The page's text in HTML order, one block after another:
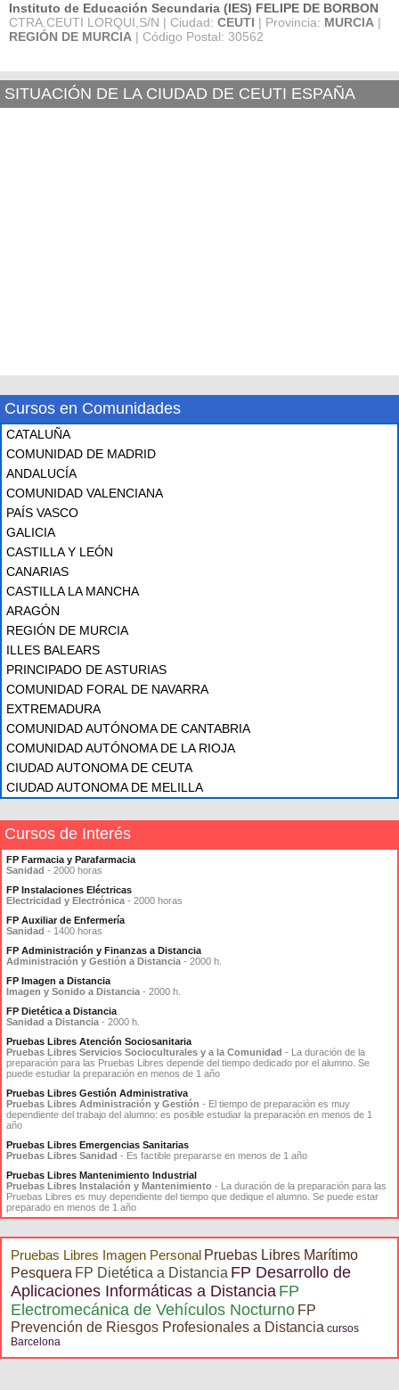
Instituto de Educación Secundaria (IES) FELIPE DE BORBON
CTRA.CEUTI LORQUI,S/N | Ciudad: CEUTI | Provincia: MURCIA |
REGIÓN DE MURCIA | Código Postal: 30562
SITUACIÓN DE LA CIUDAD DE CEUTI ESPAÑA
Cursos en Comunidades
CATALUÑA
COMUNIDAD DE MADRID
ANDALUCÍA
COMUNIDAD VALENCIANA
PAÍS VASCO
GALICIA
CASTILLA Y LEÓN
CANARIAS
CASTILLA LA MANCHA
ARAGÓN
REGIÓN DE MURCIA
ILLES BALEARS
PRINCIPADO DE ASTURIAS
COMUNIDAD FORAL DE NAVARRA
EXTREMADURA
COMUNIDAD AUTÓNOMA DE CANTABRIA
COMUNIDAD AUTÓNOMA DE LA RIOJA
CIUDAD AUTONOMA DE CEUTA
CIUDAD AUTONOMA DE MELILLA
Cursos de Interés
FP Farmacia y Parafarmacia
Sanidad - 2000 horas
FP Instalaciones Eléctricas
Electricidad y Electrónica - 2000 horas
FP Auxiliar de Enfermería
Sanidad - 1400 horas
FP Administración y Finanzas a Distancia
Administración y Gestión a Distancia - 2000 h.
FP Imagen a Distancia
Imagen y Sonido a Distancia - 2000 h.
FP Dietética a Distancia
Sanidad a Distancia - 2000 h.
Pruebas Libres Atención Sociosanitaria
Pruebas Libres Servicios Socioculturales y a la Comunidad - La duración de la
preparación para las Pruebas Libres depende del tiempo dedicado por el alumno. Se
puede estudiar la preparación en menos de 1 año
Pruebas Libres Gestión Administrativa
Pruebas Libres Administración y Gestión - El tiempo de preparación es muy
dependiente del trabajo del alumno: es posible estudiar la preparación en menos de 1
año
Pruebas Libres Emergencias Sanitarias
Pruebas Libres Sanidad - Es factible prepararse en menos de 1 año
Pruebas Libres Mantenimiento Industrial
Pruebas Libres Instalación y Mantenimiento - La duración de la preparación para las
Pruebas Libres es muy dependiente del tiempo que dedique el alumno. Se puede estar
preparado en menos de 1 año
Pruebas Libres Imagen Personal Pruebas Libres Marítimo
Pesquera FP Dietética a Distancia FP Desarrollo de
Aplicaciones Informáticas a Distancia FP
Electromecánica de Vehículos Nocturno FP
Prevención de Riesgos Profesionales a Distancia cursos
Barcelona